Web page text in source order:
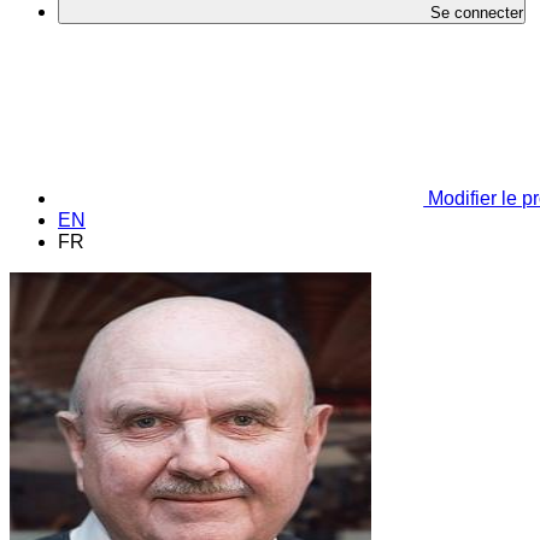
Se connecter
Modifier le
EN
FR